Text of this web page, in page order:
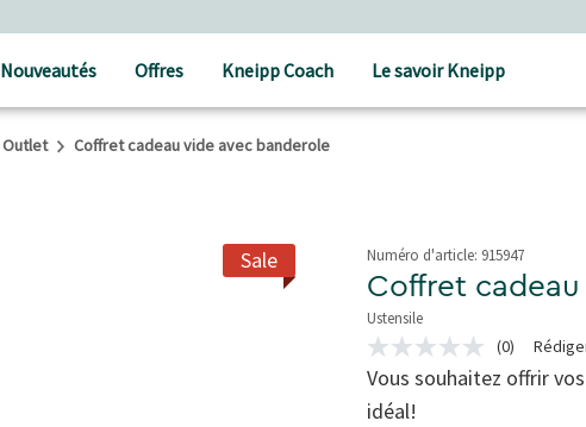
Nouveautés Offres Kneipp Coach Le savoir Kneipp
Outlet Coffret cadeau vide avec banderole
Sale Numéro d'article: 915947
Coffret
Ustensile
5 de 5 étoiles
Aucune
valeur
de
notation
(0)
Vous souhaitez offrir
idéal!